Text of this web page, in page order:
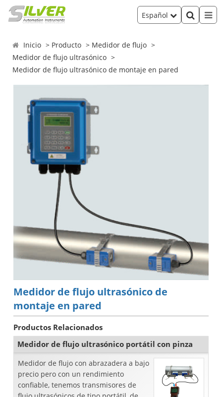
Español
Inicio Producto
Medidor de flujo
Medidor de flujo ultrasónico
Medidor de flujo ultrasónico de montaje en pared
Medidor de flujo ultrasónico de
montaje en pared
Productos Relacionados
Medidor de flujo ultrasónico portátil con pinza
Medidor de flujo con abrazadera a bajo
precio pero con un rendimiento
confiable, tenemos transmisores de